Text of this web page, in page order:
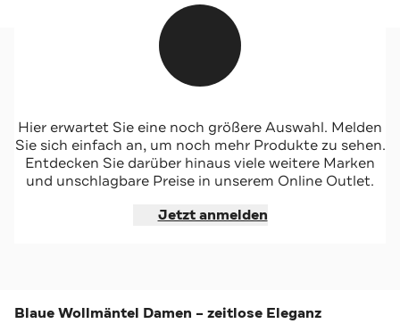
Sie haben alle Artikel gesehen, die zu Ihrem Filter passen.
Alle Filter zurücksetzen
Hier erwartet Sie eine noch größere Auswahl. Melden
Sie sich einfach an, um noch mehr Produkte zu sehen.
Entdecken Sie darüber hinaus viele weitere Marken
und unschlagbare Preise in unserem Online Outlet.
Jetzt anmelden
Blaue Wollmäntel Damen – zeitlose Eleganz